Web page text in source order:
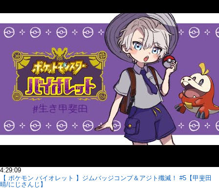
4:29:09
【 ポケモン バイオレット 】ジムバッジコンプ＆アジト殲滅！ #5【甲斐田
晴/にじさんじ】